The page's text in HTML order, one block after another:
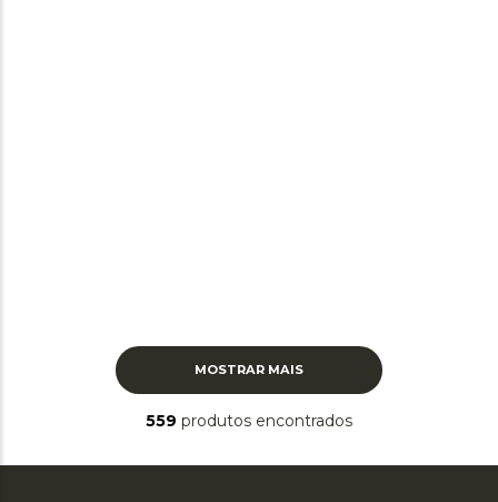
MOSTRAR MAIS
559 produtos